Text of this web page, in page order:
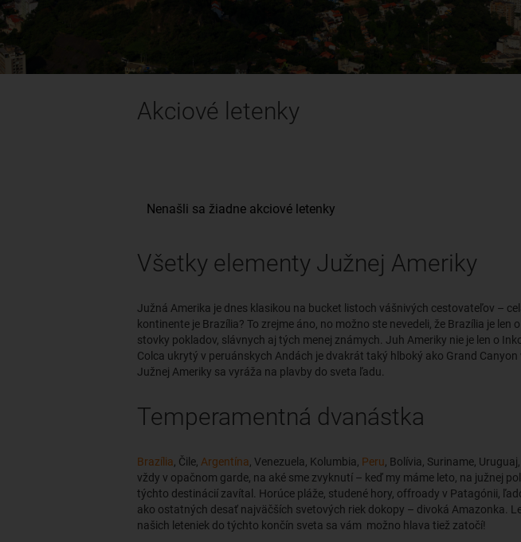
Akciové letenky
Všetky elementy Južnej Ameriky
Južná Amerika je dnes klasikou na bucket listoch vášnivých cestovateľov –
kontinente je Brazília? To zrejme áno, no možno ste nevedeli, že Brazília je
stovky pokladov, slávnych aj tých menej známych. Juh Ameriky nie je len o
Colca ukrytý v peruánskych Andách je dvakrát taký hlboký ako Grand
Južnej Ameriky sa vyráža na plavby do sveta ľadu.
Temperamentná dvanástka
Brazília , Čile, Argentína , Venezuela, Kolumbia, Peru , Bolívia, Suriname,
vždy v opačnom garde, na aké sme zvyknutí – keď my máme leto, na južnej
týchto destinácií zavítal. Horúce pláže, studené hory, offroady v Patagónii,
ako ostatných desať najväčších svetových riek dokopy – divoká Amazonka.
našich leteniek do týchto končín sveta sa vám možno hlava tiež zatočí!